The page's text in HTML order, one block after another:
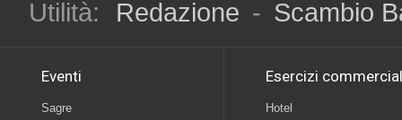
Utilità:
Redazione - Scambio
Eventi
Sagre
Esercizi
Hotel